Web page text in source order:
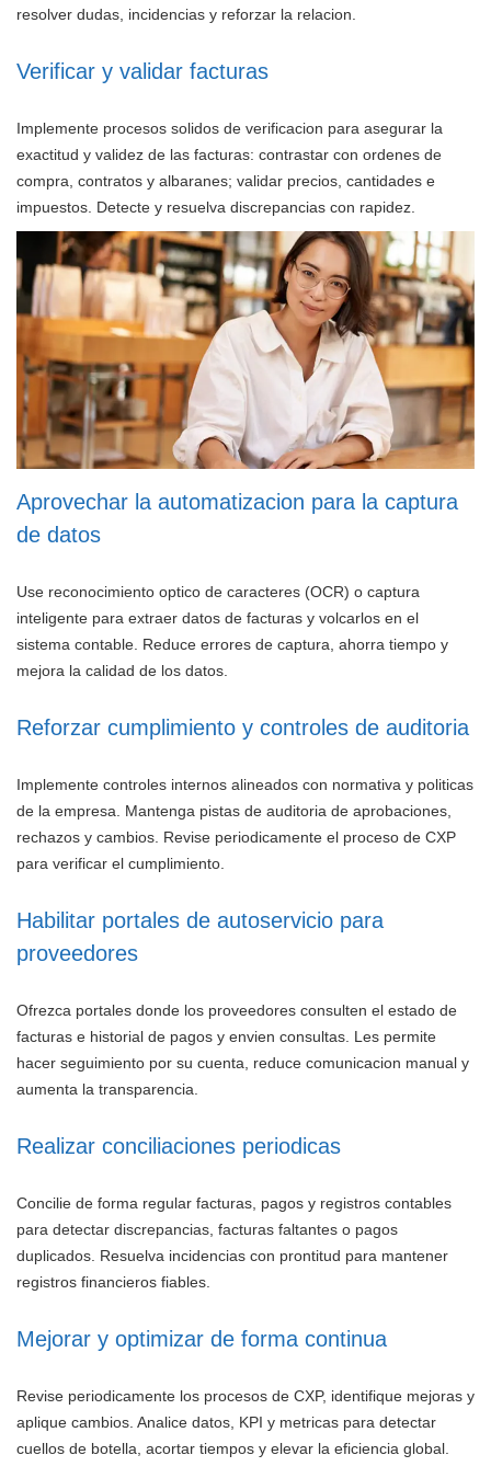
resolver dudas, incidencias y reforzar la relacion.
Verificar y validar facturas
Implemente procesos solidos de verificacion para asegurar la
exactitud y validez de las facturas: contrastar con ordenes de
compra, contratos y albaranes; validar precios, cantidades e
impuestos. Detecte y resuelva discrepancias con rapidez.
Aprovechar la automatizacion para la captura
de datos
Use reconocimiento optico de caracteres (OCR) o captura
inteligente para extraer datos de facturas y volcarlos en el
sistema contable. Reduce errores de captura, ahorra tiempo y
mejora la calidad de los datos.
Reforzar cumplimiento y controles de auditoria
Implemente controles internos alineados con normativa y politicas
de la empresa. Mantenga pistas de auditoria de aprobaciones,
rechazos y cambios. Revise periodicamente el proceso de CXP
para verificar el cumplimiento.
Habilitar portales de autoservicio para
proveedores
Ofrezca portales donde los proveedores consulten el estado de
facturas e historial de pagos y envien consultas. Les permite
hacer seguimiento por su cuenta, reduce comunicacion manual y
aumenta la transparencia.
Realizar conciliaciones periodicas
Concilie de forma regular facturas, pagos y registros contables
para detectar discrepancias, facturas faltantes o pagos
duplicados. Resuelva incidencias con prontitud para mantener
registros financieros fiables.
Mejorar y optimizar de forma continua
Revise periodicamente los procesos de CXP, identifique mejoras y
aplique cambios. Analice datos, KPI y metricas para detectar
cuellos de botella, acortar tiempos y elevar la eficiencia global.